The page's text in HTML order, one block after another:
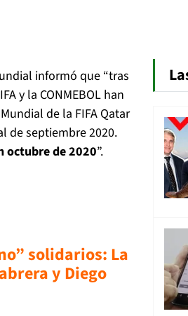
informó que “tras
y la CONMEBOL han
de la FIFA Qatar
de septiembre 2020.
octubre de 2020”.
solidarios: La
y Diego